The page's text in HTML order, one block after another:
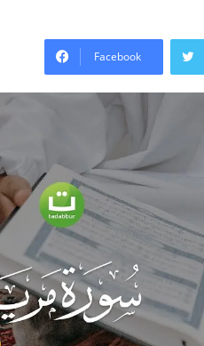
Facebook